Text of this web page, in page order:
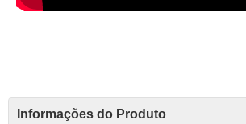
Informações do Produto